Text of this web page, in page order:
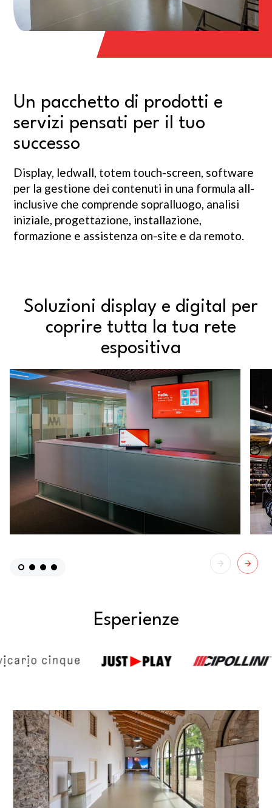
Un pacchetto di prodotti e
servizi pensati per il tuo
successo
Display, ledwall, totem touch-screen, software
per la gestione dei contenuti in una formula all-
inclusive che comprende sopralluogo, analisi
iniziale, progettazione, installazione,
formazione e assistenza on-site e da remoto.
Soluzioni display e digital per
coprire tutta la tua rete
espositiva
Esperienze